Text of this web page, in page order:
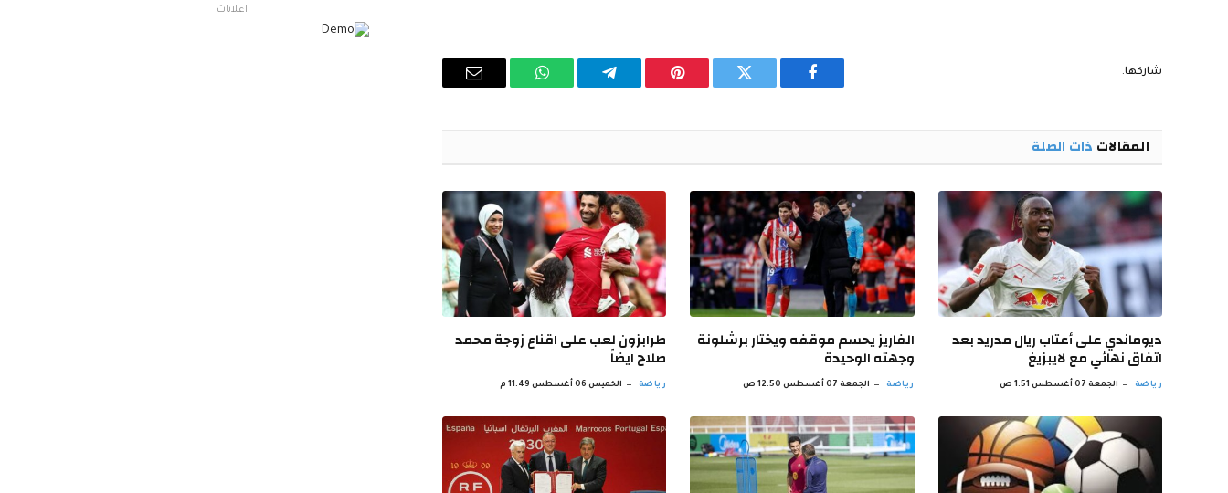
شاركها.
فيسبوك تويتر بينتيريستتيلقرام واتساب
البريد
المقالات ذات الصلة
ديوماندي على أعتاب ريال مدريد بعد
اتفاق نهائي مع لايبزيغ
رياضة الجمعة 07 أغسطس 1:51 ص
الفاريز يحسم موقفه ويختار برشلونة
وجهته الوحيدة
رياضة الجمعة 07 أغسطس 12:50 ص
طرابزون لعب على اقناع زوجة محمد
صلاح ايضاً
رياضة الخميس 06 أغسطس 11:49 م
اعلانات